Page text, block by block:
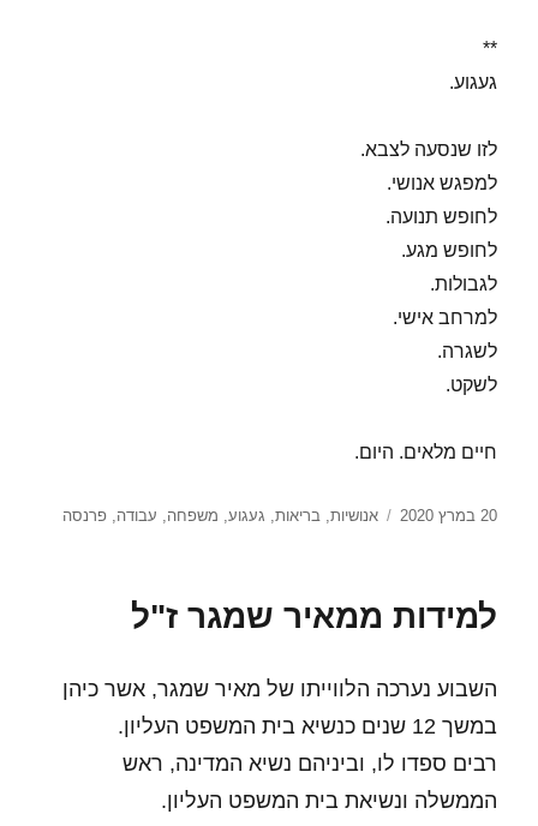
**
געגוע.
לזו שנסעה לצבא.
למפגש אנושי.
לחופש תנועה.
לחופש מגע.
לגבולות.
למרחב אישי.
לשגרה.
לשקט.
חיים מלאים. היום.
פורסם
20 במרץ 2020 תגיות
אנושיות,בריאות, געגוע, משפחה, עבודה,פרנסה
למידות ממאיר שמגר ז"ל
השבוע נערכה הלווייתו של מאיר שמגר, אשר כיהן
במשך 12 שנים כנשיא בית המשפט העליון.
רבים ספדו לו, וביניהם נשיא המדינה, ראש
הממשלה ונשיאת בית המשפט העליון.